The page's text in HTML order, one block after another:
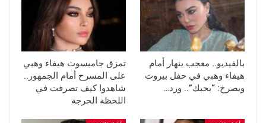
بالفيديو.. معجب ينهار أمام
هيفاء وهبي في حفل بيروت
ويصرخ: “بحبك”.. ورد…
تمزق جامبسوت هيفاء وهبي
على المسرح أمام الجمهور..
شاهدوا كيف تصرفت في
اللحظة الحرجة